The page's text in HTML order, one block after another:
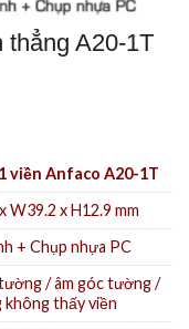
thẳng A20-1T
viền Anfaco A20-1T
W39.2 x H12.9 mm
+ Chụp nhựa PC
/ âm góc tường /
không thấy viền